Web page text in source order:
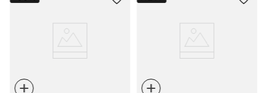
+ +